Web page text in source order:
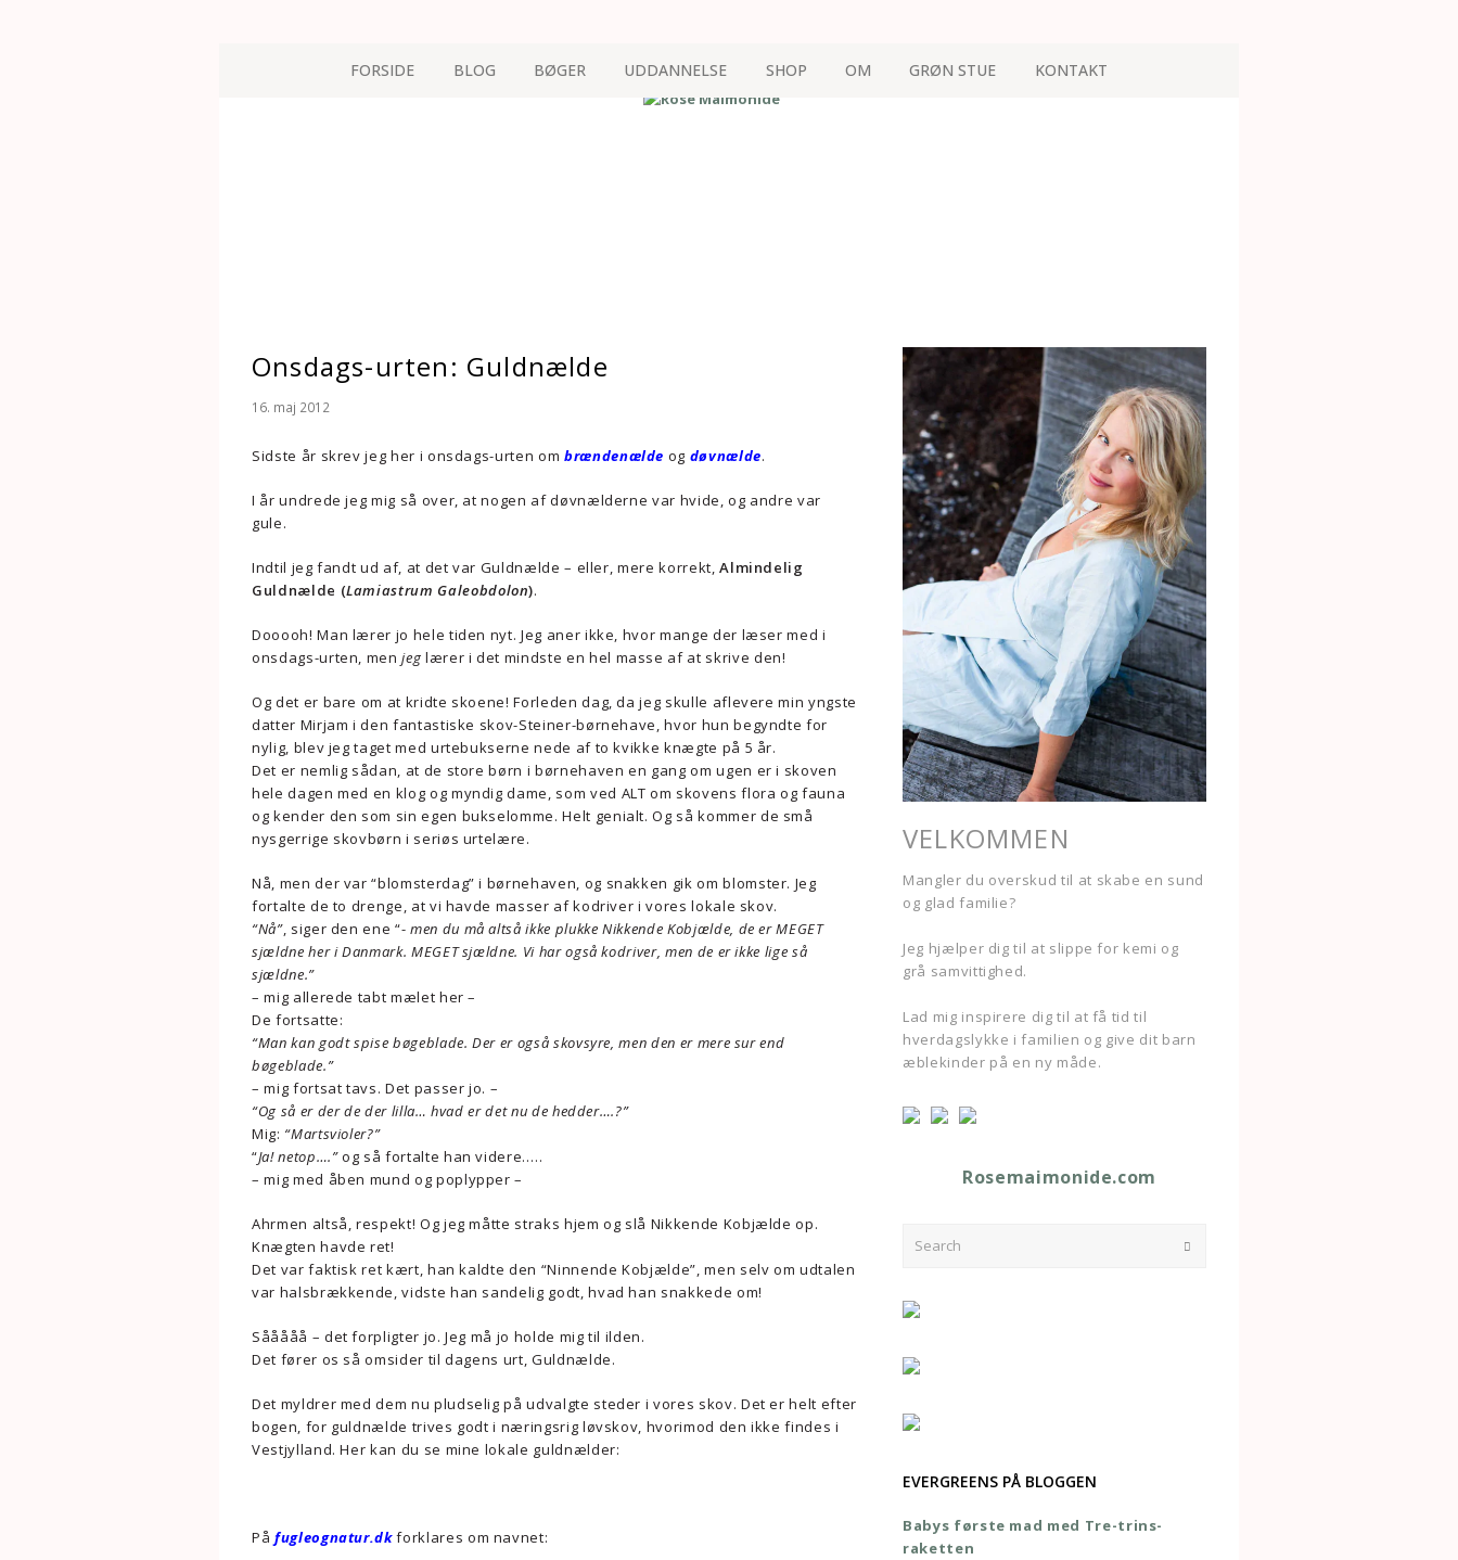
FORSIDE BLOG BØGER UDDANNELSE SHOP OM GRØN STUE KONTAKT
Onsdags-urten: Guldnælde
16. maj 2012
Sidste år skrev jeg her i onsdags-urten om brændenælde og døvnælde.
I år undrede jeg mig så over, at nogen af døvnælderne var hvide, og andre var
gule.
Indtil jeg fandt ud af, at det var Guldnælde – eller, mere korrekt,Almindelig
Guldnælde (Lamiastrum Galeobdolon).
Dooooh! Man lærer jo hele tiden nyt. Jeg aner ikke, hvor mange der læser med i
onsdags-urten, menjeg lærer i det mindste en hel masse af at skrive den!
Og det er bare om at kridte skoene! Forleden dag, da jeg skulle aflevere min yngste
datter Mirjam i den fantastiske skov-Steiner-børnehave, hvor hun begyndte for
nylig, blev jeg taget med urtebukserne nede af to kvikke knægte på 5 år.
Det er nemlig sådan, at de store børn i børnehaven en gang om ugen er i skoven
hele dagen med en klog og myndig dame, som ved ALT om skovens flora og fauna
og kender den som sin egen bukselomme. Helt genialt. Og så kommer de små
nysgerrige skovbørn i seriøs urtelære.
Nå, men der var “blomsterdag” i børnehaven, og snakken gik om blomster. Jeg
fortalte de to drenge, at vi havde masser af kodriver i vores lokale skov.
“Nå”, siger den ene “- men du må altså ikke plukke Nikkende Kobjælde, de er MEGET
sjældne her i Danmark. MEGET sjældne. Vi har også kodriver, men de er ikke lige så
sjældne.”
– mig allerede tabt mælet her –
De fortsatte:
“Man kan godt spise bøgeblade. Der er også skovsyre, men den er mere sur end
bøgeblade.”
– mig fortsat tavs. Det passer jo. –
“Og så er der de der lilla… hvad er det nu de hedder….?”
Mig: “Martsvioler?”
“Ja! netop….”og så fortalte han videre…..
– mig med åben mund og poplypper –
Ahrmen altså, respekt! Og jeg måtte straks hjem og slå Nikkende Kobjælde op.
Knægten havde ret!
Det var faktisk ret kært, han kaldte den “Ninnende Kobjælde”, men selv om udtalen
var halsbrækkende, vidste han sandelig godt, hvad han snakkede om!
Sååååå – det forpligter jo. Jeg må jo holde mig til ilden.
Det fører os så omsider til dagens urt, Guldnælde.
Det myldrer med dem nu pludselig på udvalgte steder i vores skov. Det er helt efter
bogen, for guldnælde trives godt i næringsrig løvskov, hvorimod den ikke findes i
Vestjylland. Her kan du se mine lokale guldnælder:
På fugleognatur.dkforklares om navnet:
VELKOMMEN
Mangler du overskud til at skabe en sund
og glad familie?
Jeg hjælper dig til at slippe for kemi og
grå samvittighed.
Lad mig inspirere dig til at få tid til
hverdagslykke i familien og give dit barn
æblekinder på en ny måde.
Rosemaimonide.com
EVERGREENS PÅ BLOGGEN
Babys første mad med Tre-trins-
raketten